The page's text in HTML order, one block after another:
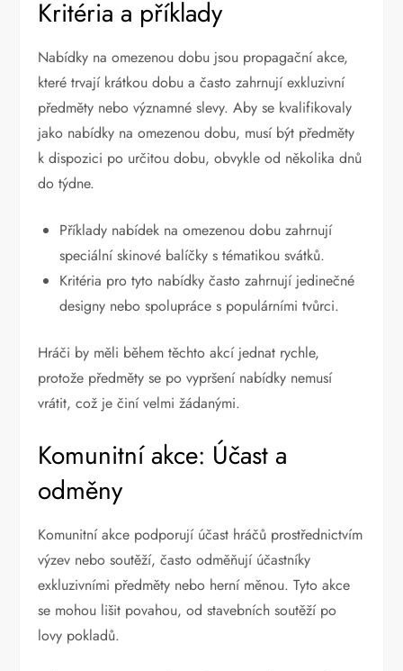
Kritéria a příklady
Nabídky na omezenou dobu jsou propagační akce,
které trvají krátkou dobu a často zahrnují exkluzivní
předměty nebo významné slevy. Aby se kvalifikovaly
jako nabídky na omezenou dobu, musí být předměty
k dispozici po určitou dobu, obvykle od několika dnů
do týdne.
Příklady nabídek na omezenou dobu zahrnují
speciální skinové balíčky s tématikou svátků.
Kritéria pro tyto nabídky často zahrnují jedinečné
designy nebo spolupráce s populárními tvůrci.
Hráči by měli během těchto akcí jednat rychle,
protože předměty se po vypršení nabídky nemusí
vrátit, což je činí velmi žádanými.
Komunitní akce: Účast a
odměny
Komunitní akce podporují účast hráčů prostřednictvím
výzev nebo soutěží, často odměňují účastníky
exkluzivními předměty nebo herní měnou. Tyto akce
se mohou lišit povahou, od stavebních soutěží po
lovy pokladů.